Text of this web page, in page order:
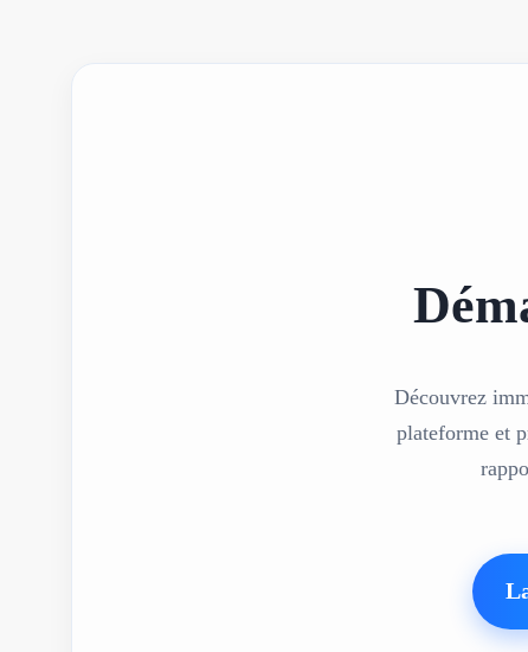
Découvrez
plateforme et